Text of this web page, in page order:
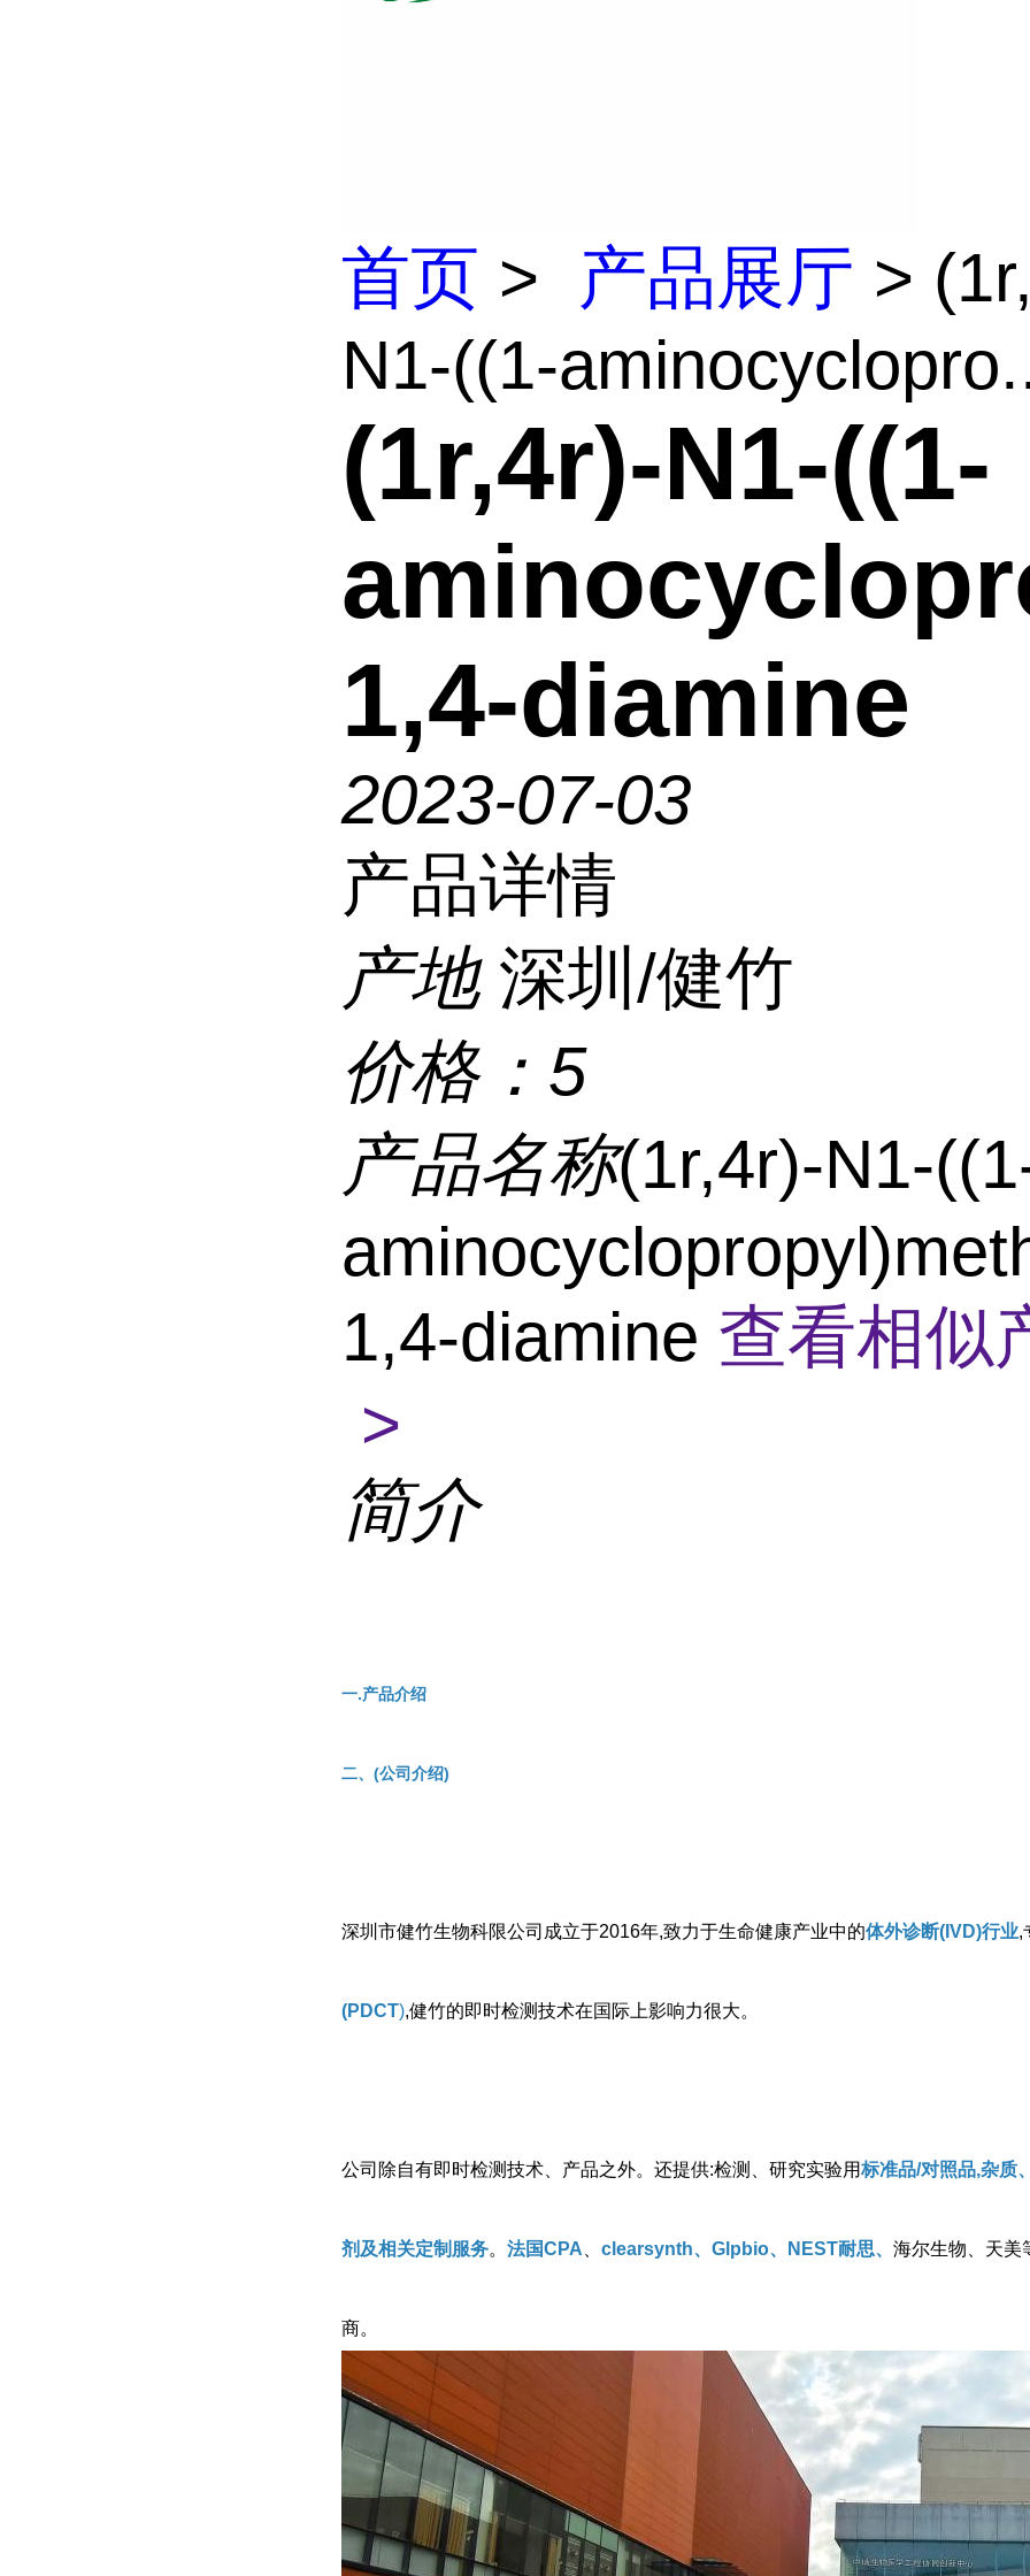
首页 > 产品展厅 >
N1-((1-
(1r,4r)-N1-((1-
1,4-diamine
2023-07-03
产品详情
产地 深圳/健竹
价格： 5
产品名称(1r,4r)-N1-
1,4-diamine 查看相似
>
简介
一.产品介绍
二、(公司介绍)
深圳市健竹生物科限公司成立于2016年,致力于生命健康产业中的体外诊断(IVD)行业,
(PDCT),健竹的即时检测技术在国际上影响力很大。
公司除自有即时检测技术、产品之外。还提供:检测、研究实验用标准品/对照品,杂质
剂及相关定制服务。 法国CPA clearsynth、Glpbio、NEST耐思、 海尔生物、天美
商。